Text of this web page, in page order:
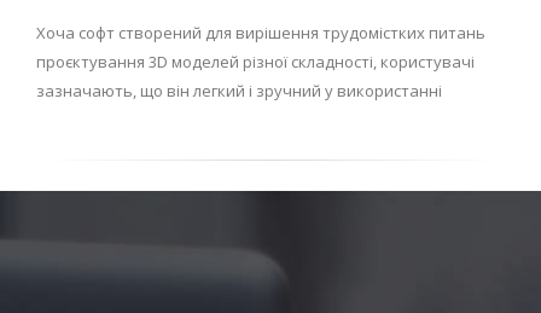
Хоча софт створений для вирішення трудомістких питань
проєктування 3D моделей різної складності, користувачі
зазначають, що він легкий і зручний у використанні